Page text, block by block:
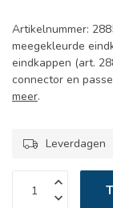
Artikelnummer:
meegekleurde
eindkappen (art.
connector en
meer.
Leverdagen